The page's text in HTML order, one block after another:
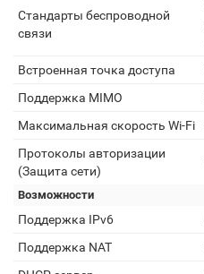
Стандарты беспроводной
связи
Встроенная точка доступа
Поддержка MIMO
Максимальная скорость Wi-Fi
Протоколы авторизации
(Защита сети)
Возможности
Поддержка IPv6
Поддержка NAT